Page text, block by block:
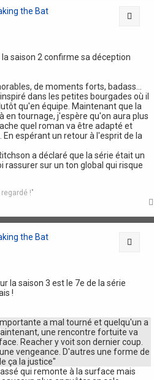
the Bat
saison 2 confirme sa déception
de moments forts, badass...
dans les petites bourgades où il
qu'en équipe. Maintenant que la
en tournage, j'espère qu'on aura plus
quel roman va être adapté et
espérant un retour à l'esprit de la
a déclaré que la série était un
rassurer sur un ton global qui risque
!"
the Bat
la saison 3 est le 7e de la série
!
a mal tourné et quelqu'un a
une rencontre fortuite va
Reacher y voit son dernier coup.
vengeance. D'autres une forme de
ça la justice"
qui remonte à la surface mais